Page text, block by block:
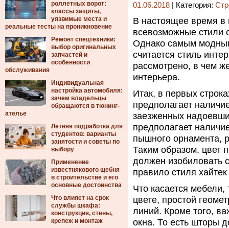
роллетных ворот:
классы защиты,
уязвимые места и
реальные тесты на проникновение
Ремонт спецтехники:
выбор оригинальных
запчастей и
особенности
обслуживания
Индивидуальная
настройка автомобиля:
зачем владельцы
обращаются в тюнинг-
ателье
Летняя подработка для
студентов: варианты
занятости и советы по
выбору
Применение
известнякового щебня
в строительстве и его
основные достоинства
Что влияет на срок
службы шкафа:
конструкция, стены,
крепеж и монтаж
01.06.2018 | Категория:
В настоящее время в
всевозможные стили
Однако самым
считается стиль
рассмотрено, в чем
интерьера.
Итак, в первых
предполагает
заезженных
предполагает
пышного орнамента,
Таким образом, цвет
должен изобиловать
правило стиля
Что касается
цвете, простой
линий. Кроме того,
окна. То есть шторы